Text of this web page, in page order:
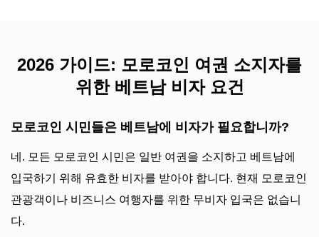
2026 가이드: 모로코인 여권 소지자를
위한 베트남 비자 요건
모로코인 시민들은 베트남에 비자가 필요합니까?
네. 모든 모로코인 시민은 일반 여권을 소지하고 베트남에
입국하기 위해 유효한 비자를 받아야 합니다. 현재 모로코인
관광객이나 비즈니스 여행자를 위한 무비자 입국은 없습니
다.